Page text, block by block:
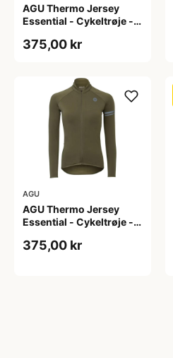
AGU Thermo Jersey
Essential - Cykeltrøje -
S
375,00 kr
AGU
AGU Thermo Jersey
Essential - Cykeltrøje -
XXL
375,00 kr